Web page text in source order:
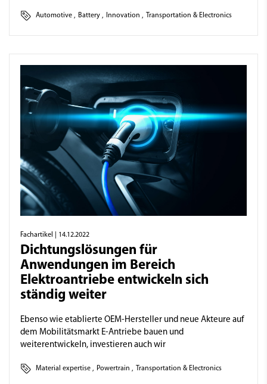
Automotive , Battery , Innovation , Transportation & Electronics
Fachartikel | 14.12.2022
Dichtungslösungen für
Anwendungen im Bereich
Elektroantriebe entwickeln sich
ständig weiter
Ebenso wie etablierte OEM-Hersteller und neue Akteure auf
dem Mobilitätsmarkt E-Antriebe bauen und
weiterentwickeln, investieren auch wir
Material expertise , Powertrain , Transportation & Electronics